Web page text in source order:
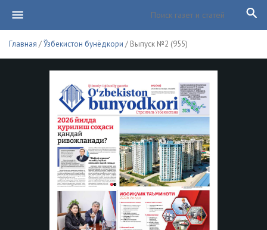
Главная /Ўзбекистон бунёдкори / Выпуск №2 (955)